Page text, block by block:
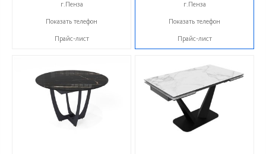
г.Пенза
+7 (800) 201-23-49
Показать телефон
Прайс-лист
г.Пенза
+7 (800) 201-23-49
Показать телефон
Прайс-лист